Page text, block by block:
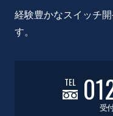
経験豊かなスイッチ
す。
TEL
受